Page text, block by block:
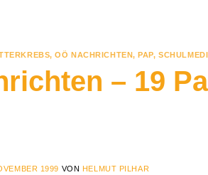
,OÖ NACHRICHTEN,PAP,
– 19
1999 VON HELMUT PILHAR